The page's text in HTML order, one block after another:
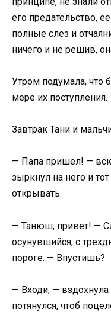
его предательство,
полные слез и
ничего и не решив,
Утром подумала, что
мере их поступления.
Завтрак Тани и
— Папа пришел! —
зыркнул на него и
открывать.
— Танюш, привет! —
осунувшийся, с
пороге. — Впустишь?
— Входи, —
потянулся, чтоб